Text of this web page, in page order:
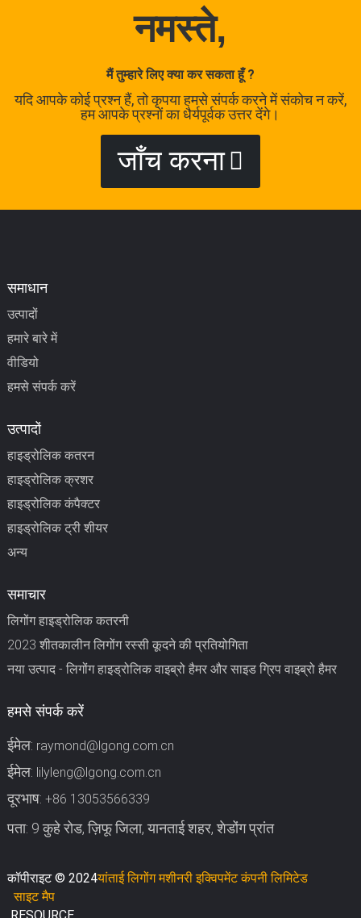
नमस्ते,
मैं तुम्हारे लिए क्या कर सकता हूँ ?
यदि आपके कोई प्रश्न हैं, तो कृपया हमसे संपर्क करने में संकोच न करें,
हम आपके प्रश्नों का धैर्यपूर्वक उत्तर देंगे।
जाँच करना
समाधान
उत्पादों
हमारे बारे में
वीडियो
हमसे संपर्क करें
उत्पादों
हाइड्रोलिक कतरन
हाइड्रोलिक क्रशर
हाइड्रोलिक कंपैक्टर
हाइड्रोलिक ट्री शीयर
अन्य
समाचार
लिगोंग हाइड्रोलिक कतरनी
2023 शीतकालीन लिगोंग रस्सी कूदने की प्रतियोगिता
नया उत्पाद - लिगोंग हाइड्रोलिक वाइब्रो हैमर और साइड ग्रिप वाइब्रो हैमर
हमसे संपर्क करें
ईमेल: raymond@lgong.com.cn
ईमेल: lilyleng@lgong.com.cn
दूरभाष: +86 13053566339
पता: 9 कुहे रोड, ज़िफू जिला, यानताई शहर, शेडोंग प्रांत
कॉपीराइट © 2024यांताई लिगोंग मशीनरी इक्विपमेंट कंपनी लिमिटेड
साइट मैप